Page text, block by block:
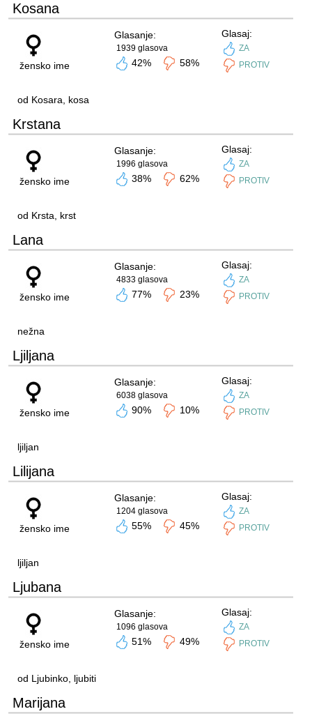
Kosana
žensko ime
Glasanje:
1939 glasova
42% 58%
Glasaj:
ZA
PROTIV
od Kosara, kosa
Krstana
žensko ime
Glasanje:
1996 glasova
38% 62%
Glasaj:
ZA
PROTIV
od Krsta, krst
Lana
žensko ime
Glasanje:
4833 glasova
77% 23%
Glasaj:
ZA
PROTIV
nežna
Ljiljana
žensko ime
Glasanje:
6038 glasova
90% 10%
Glasaj:
ZA
PROTIV
ljiljan
Lilijana
žensko ime
Glasanje:
1204 glasova
55% 45%
Glasaj:
ZA
PROTIV
ljiljan
Ljubana
žensko ime
Glasanje:
1096 glasova
51% 49%
Glasaj:
ZA
PROTIV
od Ljubinko, ljubiti
Marijana